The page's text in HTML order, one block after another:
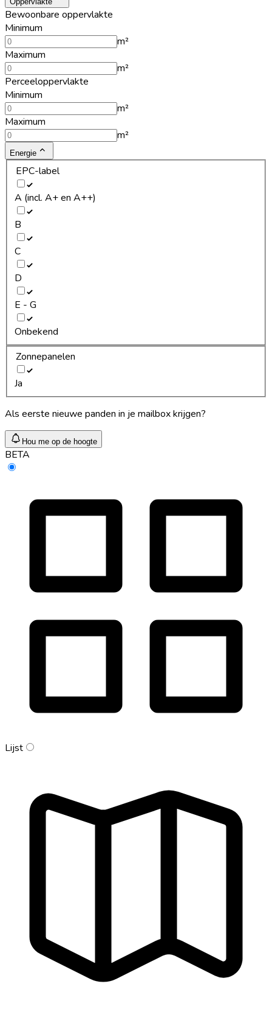
Bewoonbare oppervlakte
Minimum
m²
Maximum
m²
Perceeloppervlakte
Minimum
m²
Maximum
m²
Energie
EPC-label
A (incl. A+ en A++)
B
C
D
E - G
Onbekend
Zonnepanelen
Ja
Als eerste nieuwe panden in je mailbox krijgen?
Hou me op de hoogte
BETA
Lijst